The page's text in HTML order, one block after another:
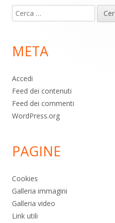
piè
pagina
Ricerca
per:
META
Accedi
Feed dei contenuti
Feed dei commenti
WordPress.org
PAGINE
Cookies
Galleria immagini
Galleria video
Link utili